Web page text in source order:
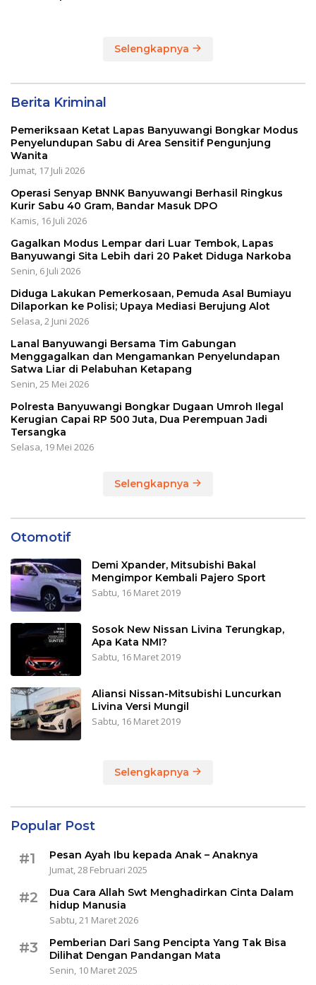
Selengkapnya
Berita Kriminal
Pemeriksaan Ketat Lapas Banyuwangi Bongkar Modus
Penyelundupan Sabu di Area Sensitif Pengunjung
Wanita
Jumat, 17 Juli 2026
Operasi Senyap BNNK Banyuwangi Berhasil Ringkus
Kurir Sabu 40 Gram, Bandar Masuk DPO
Kamis, 16 Juli 2026
Gagalkan Modus Lempar dari Luar Tembok, Lapas
Banyuwangi Sita Lebih dari 20 Paket Diduga Narkoba
Senin, 6 Juli 2026
Diduga Lakukan Pemerkosaan, Pemuda Asal Bumiayu
Dilaporkan ke Polisi; Upaya Mediasi Berujung Alot
Selasa, 2 Juni 2026
Lanal Banyuwangi Bersama Tim Gabungan
Menggagalkan dan Mengamankan Penyelundapan
Satwa Liar di Pelabuhan Ketapang
Senin, 25 Mei 2026
Polresta Banyuwangi Bongkar Dugaan Umroh Ilegal
Kerugian Capai RP 500 Juta, Dua Perempuan Jadi
Tersangka
Selasa, 19 Mei 2026
Selengkapnya
Otomotif
Demi Xpander, Mitsubishi Bakal
Mengimpor Kembali Pajero Sport
Sabtu, 16 Maret 2019
Sosok New Nissan Livina Terungkap,
Apa Kata NMI?
Sabtu, 16 Maret 2019
Aliansi Nissan-Mitsubishi Luncurkan
Livina Versi Mungil
Sabtu, 16 Maret 2019
Selengkapnya
Popular Post
#1
Pesan Ayah Ibu kepada Anak – Anaknya
Jumat, 28 Februari 2025
#2
Dua Cara Allah Swt Menghadirkan Cinta Dalam
hidup Manusia
Sabtu, 21 Maret 2026
#3
Pemberian Dari Sang Pencipta Yang Tak Bisa
Dilihat Dengan Pandangan Mata
Senin, 10 Maret 2025